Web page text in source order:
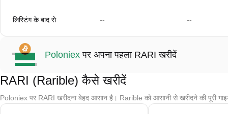
लिस्टिंग के बाद से -- --
Poloniex पर अपना पहला RARI खरीदें
RARI (Rarible) कैसे खरीदें
Poloniex पर RARI खरीदना बेहद आसान है। Rarible को आसानी से खरीदने की पूरी